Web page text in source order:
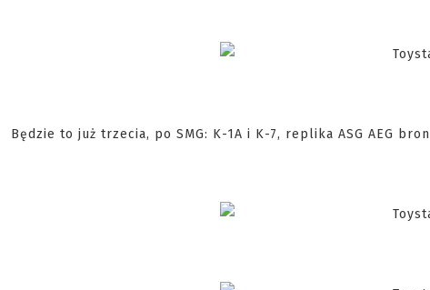
Będzie to już trzecia, po SMG: K-1A i K-7, replika ASG AEG